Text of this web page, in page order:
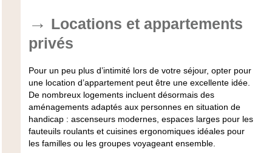
Locations et appartements
privés
Pour un peu plus d’intimité lors de votre séjour, opter pour
une location d’appartement peut être une excellente idée.
De nombreux logements incluent désormais des
aménagements adaptés aux personnes en situation de
handicap : ascenseurs modernes, espaces larges pour les
fauteuils roulants et cuisines ergonomiques idéales pour
les familles ou les groupes voyageant ensemble.